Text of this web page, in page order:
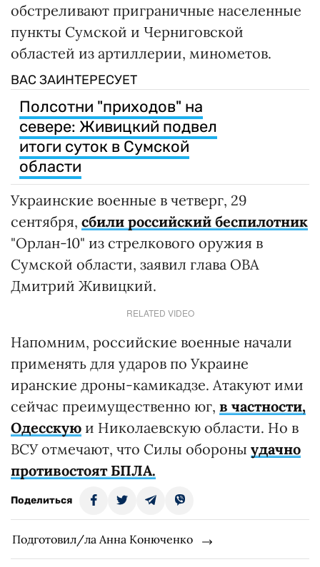
обстреливают приграничные населенные
пункты Сумской и Черниговской
областей из артиллерии, минометов.
ВАС ЗАИНТЕРЕСУЕТ
Полсотни "приходов" на
севере: Живицкий подвел
итоги суток в Сумской
области
Украинские военные в четверг, 29
сентября, сбили российский беспилотник
"Орлан-10" из стрелкового оружия в
Сумской области, заявил глава ОВА
Дмитрий Живицкий.
RELATED VIDEO
Напомним, российские военные начали
применять для ударов по Украине
иранские дроны-камикадзе. Атакуют ими
сейчас преимущественно юг, в частности,
Одесскую и Николаевскую области. Но в
ВСУ отмечают, что Силы обороны удачно
противостоят БПЛА.
Поделиться
Подготовил/ла Анна Конюченко